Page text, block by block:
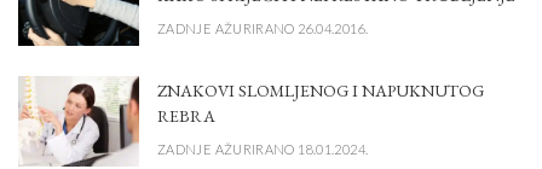
ZADNJE AŽURIRANO 26.04.2016.
ZNAKOVI SLOMLJENOG I NAPUKNUTOG
REBRA
ZADNJE AŽURIRANO 18.01.2024.